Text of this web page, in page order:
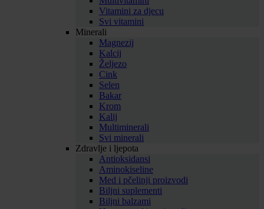
Vitamini za djecu
Svi vitamini
Minerali
Magnezij
Kalcij
Željezo
Cink
Selen
Bakar
Krom
Kalij
Multiminerali
Svi minerali
Zdravlje i ljepota
Antioksidansi
Aminokiseline
Med i pčelinji proizvodi
Biljni suplementi
Biljni balzami